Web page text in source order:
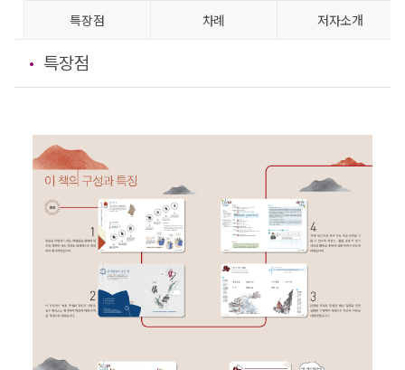
특장점 차례 저자소개
특장점